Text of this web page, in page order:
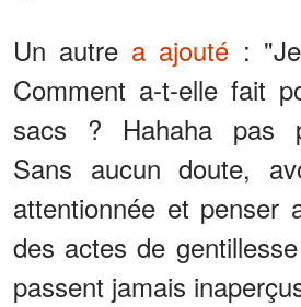
Un autre a ajouté :
Comment a-t-elle fait
sacs ? Hahaha pas
Sans aucun doute,
attentionnée et penser
des actes de
passent jamais